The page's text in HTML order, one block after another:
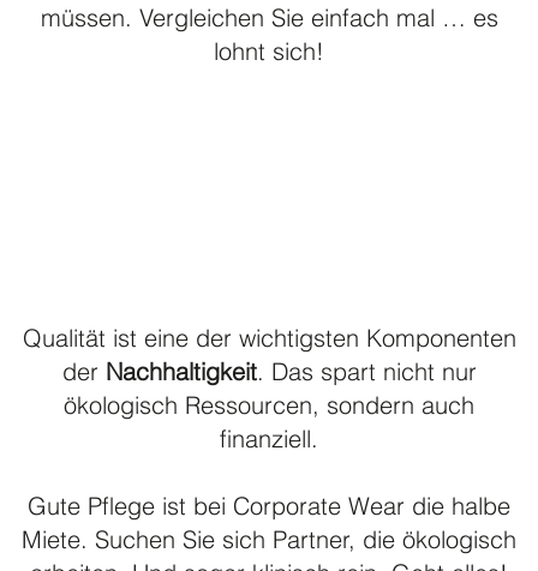
müssen. Vergleichen Sie einfach mal … es
lohnt sich!
Qualität ist eine der wichtigsten Komponenten
der Nachhaltigkeit. Das spart nicht nur
ökologisch Ressourcen, sondern auch
finanziell.
Gute Pflege ist bei Corporate Wear die halbe
Miete. Suchen Sie sich Partner, die ökologisch